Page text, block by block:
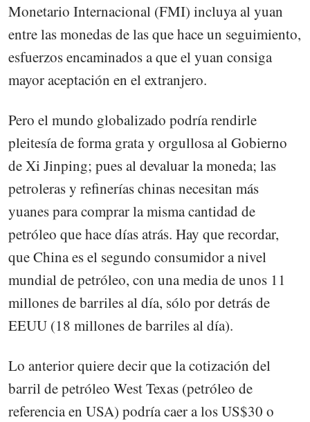
Monetario Internacional (FMI) incluya al yuan
entre las monedas de las que hace un seguimiento,
esfuerzos encaminados a que el yuan consiga
mayor aceptación en el extranjero.
Pero el mundo globalizado podría rendirle
pleitesía de forma grata y orgullosa al Gobierno
de Xi Jinping; pues al devaluar la moneda; las
petroleras y refinerías chinas necesitan más
yuanes para comprar la misma cantidad de
petróleo que hace días atrás. Hay que recordar,
que China es el segundo consumidor a nivel
mundial de petróleo, con una media de unos 11
millones de barriles al día, sólo por detrás de
EEUU (18 millones de barriles al día).
Lo anterior quiere decir que la cotización del
barril de petróleo West Texas (petróleo de
referencia en USA) podría caer a los US$30 o